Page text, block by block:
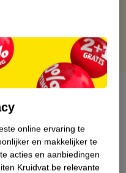
online ervaring te
en makkelijker te
acties en aanbiedingen
Kruidvat.be relevante